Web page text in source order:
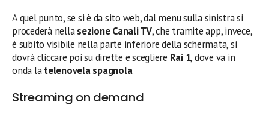
A quel punto, se si è da sito web, dal menu sulla sinistra si
procederà nellasezione Canali TV, che tramite app, invece,
è subito visibile nella parte inferiore della schermata, si
dovrà cliccare poi su dirette e scegliere Rai 1, dove va in
onda latelenovela spagnola.
Streaming on demand